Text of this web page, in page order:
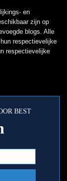
en
zijn op
blogs. Alle
respectievelijke
respectievelijke
BEST